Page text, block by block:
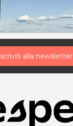
Iscriviti alla newsletter